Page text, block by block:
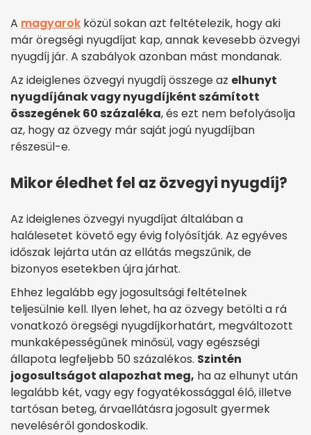
A magyarok közül sokan azt feltételezik, hogy aki
már öregségi nyugdíjat kap, annak kevesebb özvegyi
nyugdíj jár. A szabályok azonban mást mondanak.
Az ideiglenes özvegyi nyugdíj összege az elhunyt
nyugdíjának vagy nyugdíjként számított
összegének 60 százaléka, és ezt nem befolyásolja
az, hogy az özvegy már saját jogú nyugdíjban
részesül-e.
Mikor éledhet fel az özvegyi nyugdíj?
Az ideiglenes özvegyi nyugdíjat általában a
halálesetet követő egy évig folyósítják. Az egyéves
időszak lejárta után az ellátás megszűnik, de
bizonyos esetekben újra járhat.
Ehhez legalább egy jogosultsági feltételnek
teljesülnie kell. Ilyen lehet, ha az özvegy betölti a rá
vonatkozó öregségi nyugdíjkorhatárt, megváltozott
munkaképességűnek minősül, vagy egészségi
állapota legfeljebb 50 százalékos. Szintén
jogosultságot alapozhat meg, ha az elhunyt után
legalább két, vagy egy fogyatékossággal élő, illetve
tartósan beteg, árvaellátásra jogosult gyermek
neveléséről gondoskodik.